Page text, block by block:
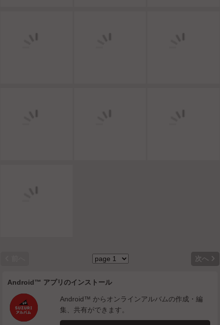
次へ 
Android™ アプリのインストール
Android™ からオンラインアルバムの作成・編
集、共有ができます。